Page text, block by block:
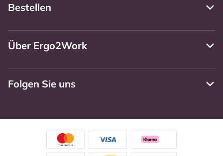
Bestellen
Über Ergo2Work
Folgen Sie uns